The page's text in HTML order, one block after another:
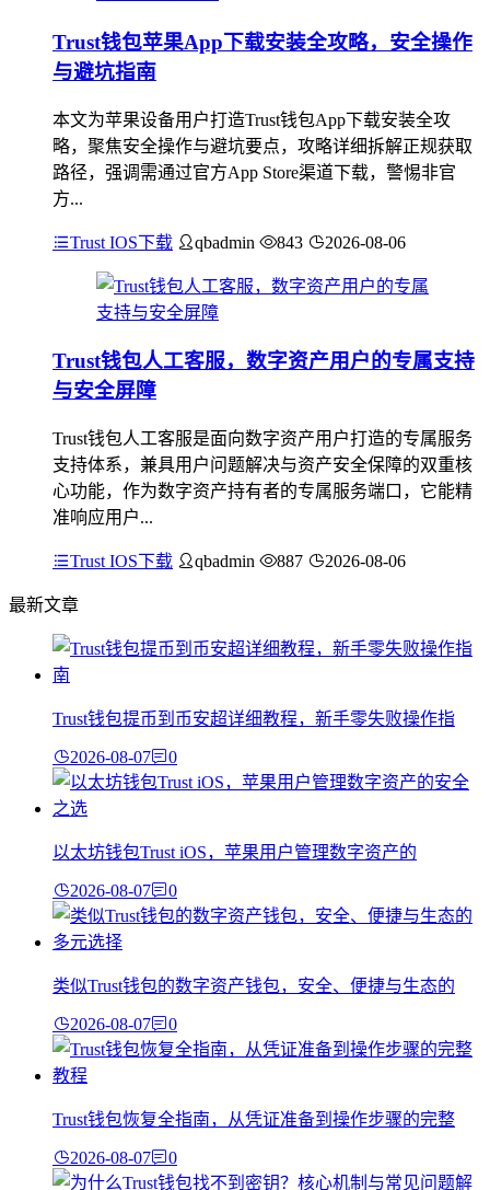
Trust钱包苹果App下载安装全攻略，安全操作
与避坑指南
本文为苹果设备用户打造Trust钱包App下载安装全攻
略，聚焦安全操作与避坑要点，攻略详细拆解正规获取
路径，强调需通过官方App Store渠道下载，警惕非官
方...
Trust IOS下载 qbadmin 843 2026-08-06
Trust钱包人工客服，数字资产用户的专属支持
与安全屏障
Trust钱包人工客服是面向数字资产用户打造的专属服务
支持体系，兼具用户问题解决与资产安全保障的双重核
心功能，作为数字资产持有者的专属服务端口，它能精
准响应用户...
Trust IOS下载 qbadmin 887 2026-08-06
最新文章
Trust钱包提币到币安超详细教程，新手零失败操作指
2026-08-07 0
以太坊钱包Trust iOS，苹果用户管理数字资产的
2026-08-07 0
类似Trust钱包的数字资产钱包，安全、便捷与生态的
2026-08-07 0
Trust钱包恢复全指南，从凭证准备到操作步骤的完整
2026-08-07 0